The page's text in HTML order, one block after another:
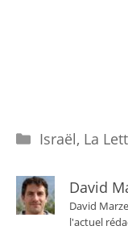
Catégories
Israël, La
David
David
l'actuel